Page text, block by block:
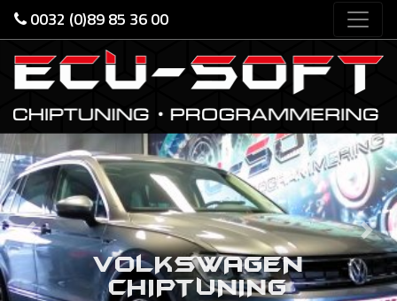
0032 (0)89 85 36 00
VOLKSWAGEN
CHIPTUNING
Previous